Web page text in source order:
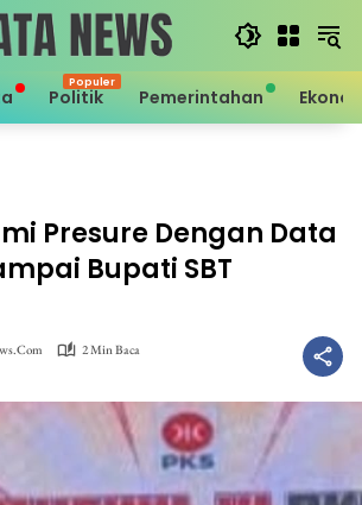
Politik Pemerintahan
Presure Dengan Data
Bupati SBT
2 Min Baca